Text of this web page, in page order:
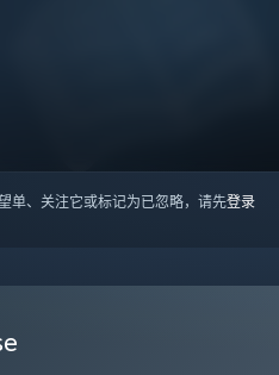
单、关注它或标记为已忽略，请先登录